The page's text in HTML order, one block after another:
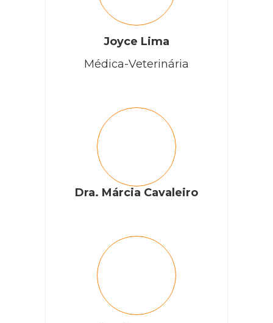
Joyce Lima
Médica-Veterinária
Dra. Márcia Cavaleiro